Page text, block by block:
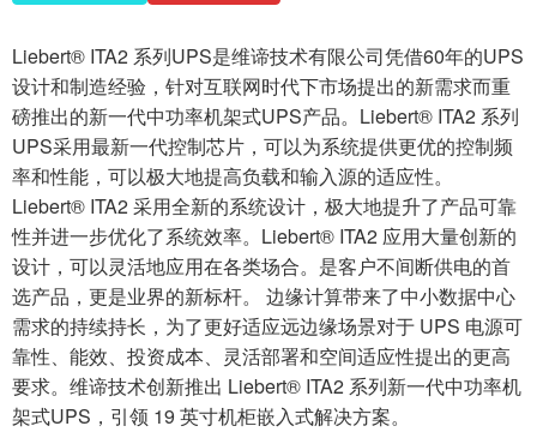
Liebert® ITA2 系列UPS是维谛技术有限公司凭借60年的UPS
设计和制造经验，针对互联网时代下市场提出的新需求而重
磅推出的新一代中功率机架式UPS产品。Liebert® ITA2 系列
UPS采用最新一代控制芯片，可以为系统提供更优的控制频
率和性能，可以极大地提高负载和输入源的适应性。
Liebert® ITA2 采用全新的系统设计，极大地提升了产品可靠
性并进一步优化了系统效率。Liebert® ITA2 应用大量创新的
设计，可以灵活地应用在各类场合。是客户不间断供电的首
选产品，更是业界的新标杆。 边缘计算带来了中小数据中心
需求的持续持长，为了更好适应远边缘场景对于 UPS 电源可
靠性、能效、投资成本、灵活部署和空间适应性提出的更高
要求。维谛技术创新推出 Liebert® ITA2 系列新一代中功率机
架式UPS，引领 19 英寸机柜嵌入式解决方案。